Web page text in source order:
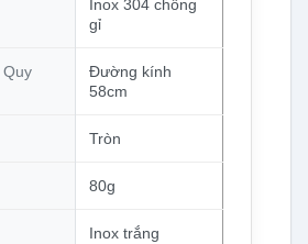
Inox 304 chống
gỉ
Đường kính
58cm
Tròn
80g
Inox trắng